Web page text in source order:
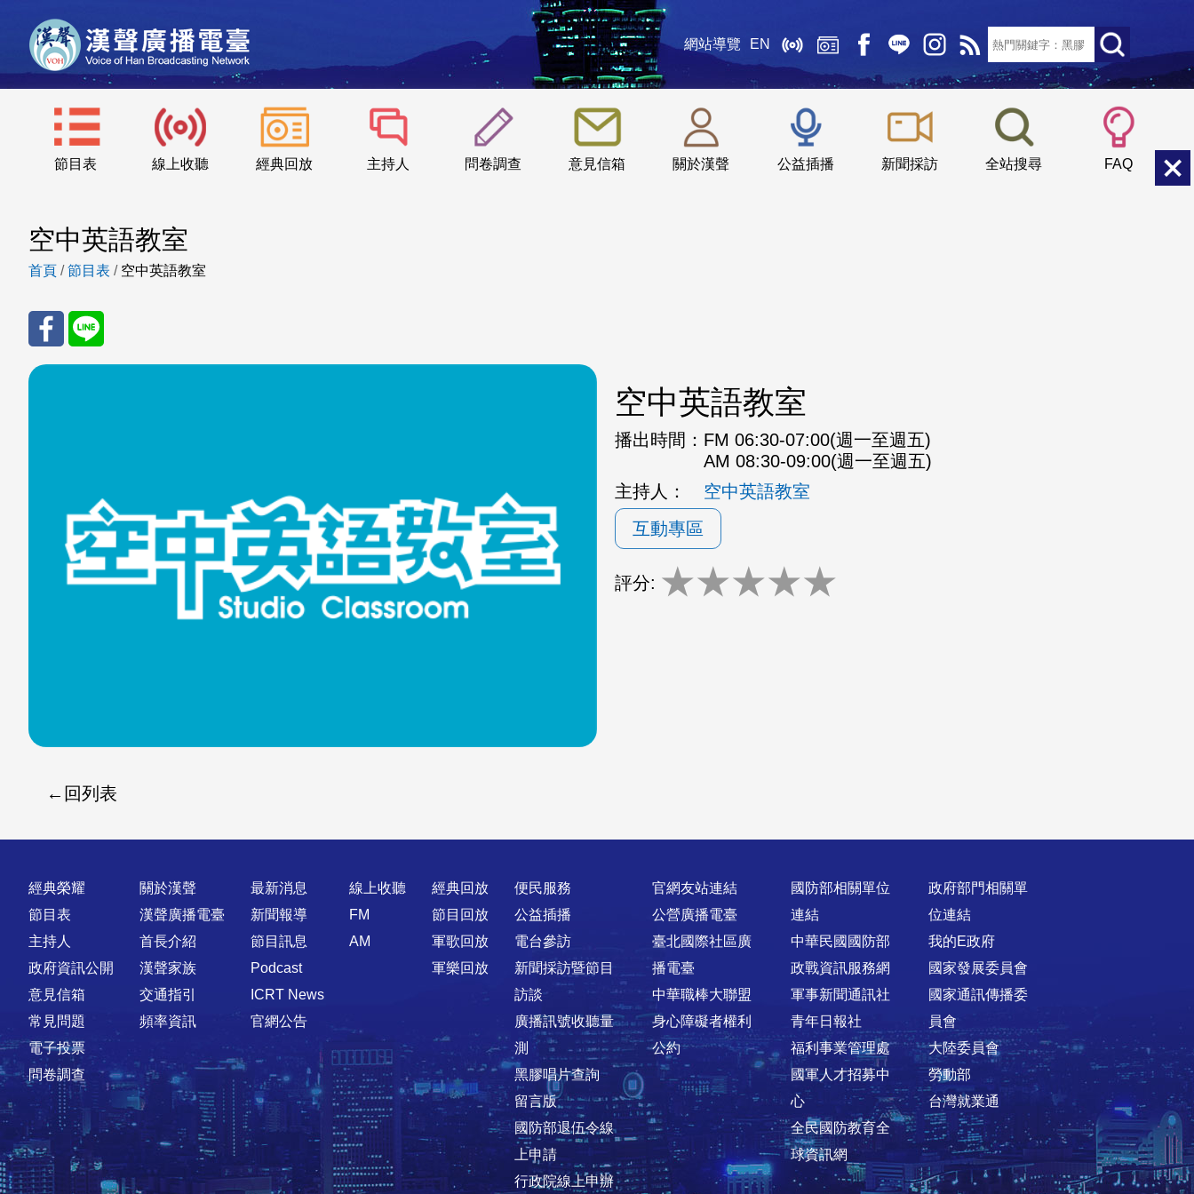
網站導覽 EN
節目表 線上收聽 經典回放 主持人 問卷調查 意見信箱 關於漢聲 公益插播 新聞採訪 全站搜尋 FAQ
::: 小 中
空中英語教室
首頁 /節目表 / 空中英語教室
分享
空中英語教室
播出時間： FM 06:30-07:00(週一至週五)
AM 08:30-09:00(週一至週五)
主持人：
空中英語教室
互動專區
評分: ★★★★★
回列表
快速連結
經典榮耀
節目表
主持人
政府資訊公開
意見信箱
常見問題
電子投票
問卷調查
關於漢聲
漢聲廣播電臺
首長介紹
漢聲家族
交通指引
頻率資訊
最新消息
新聞報導
節目訊息
Podcast
ICRT News
官網公告
線上收聽
FM
AM
經典回放
節目回放
軍歌回放
軍樂回放
便民服務
公益插播
電台參訪
新聞採訪暨節目
訪談
廣播訊號收聽量
測
黑膠唱片查詢
留言版
國防部退伍令線
上申請
行政院線上申辦
官網友站連結
公營廣播電臺
臺北國際社區廣
播電臺
中華職棒大聯盟
身心障礙者權利
公約
國防部相關單位
連結
中華民國國防部
政戰資訊服務網
軍事新聞通訊社
青年日報社
福利事業管理處
國軍人才招募中
心
全民國防教育全
球資訊網
政府部門相關單
位連結
我的E政府
國家發展委員會
國家通訊傳播委
員會
大陸委員會
勞動部
台灣就業通